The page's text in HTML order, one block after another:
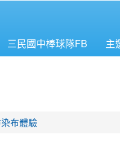
三民國中棒球隊FB 主
布體驗